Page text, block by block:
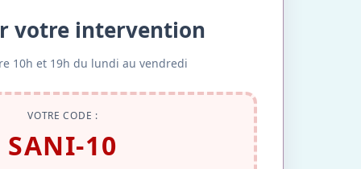
votre intervention
10h et 19h du lundi au vendredi
VOTRE CODE :
SANI-10